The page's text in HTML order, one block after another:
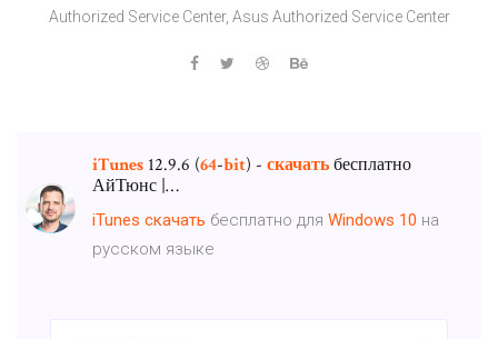
Authorized Service Center, Asus Authorized Service Center
iTunes 12.9.6 (64-bit) - скачатьбесплатно
АйТюнс |…
iTunes скачать бесплатно для Windows 10 на
русском языке